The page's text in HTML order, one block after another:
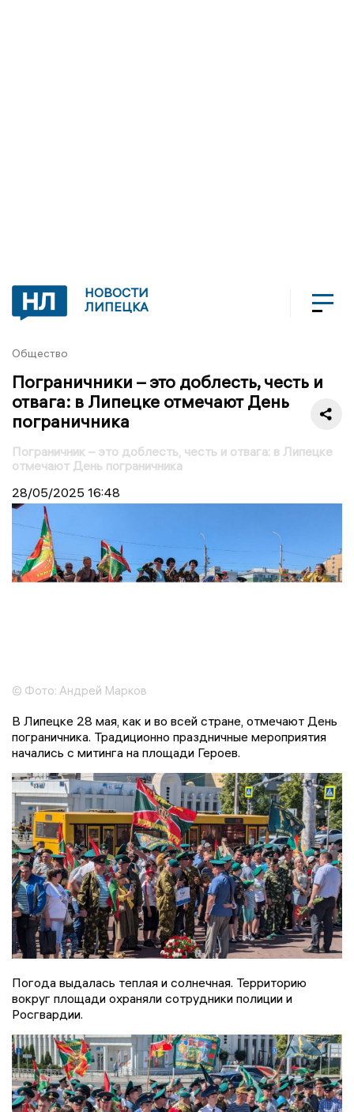
НОВОСТИ
ЛИПЕЦКА
Общество
Пограничники – это доблесть, честь и
отвага: в Липецке отмечают День
пограничника
Пограничник – это доблесть, честь и отвага: в Липецке
отмечают День пограничника
28/05/2025 16:48
© Фото: Андрей Марков
В Липецке 28 мая, как и во всей стране, отмечают День
пограничника. Традиционно праздничные мероприятия
начались с митинга на площади Героев.
Погода выдалась теплая и солнечная. Территорию
вокруг площади охраняли сотрудники полиции и
Росгвардии.